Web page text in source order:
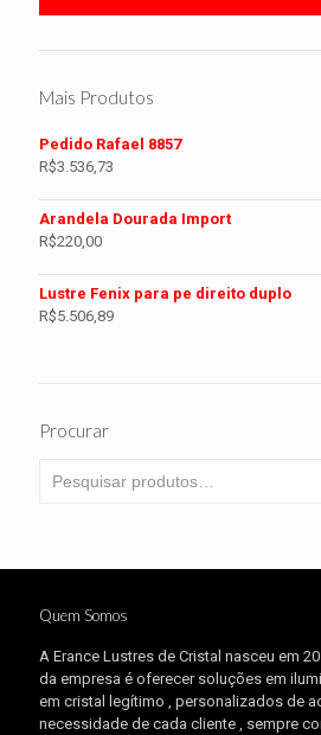
Mais Produtos
Pedido Rafael 8857
R$3.536,73
Arandela Dourada Import
R$220,00
Lustre Fenix para pe direito duplo
R$5.506,89
Procurar
Quem Somos
A Erance Lustres de Cristal nasceu em
da empresa é oferecer soluções em
em cristal legítimo , personalizados de
necessidade de cada cliente , sempre